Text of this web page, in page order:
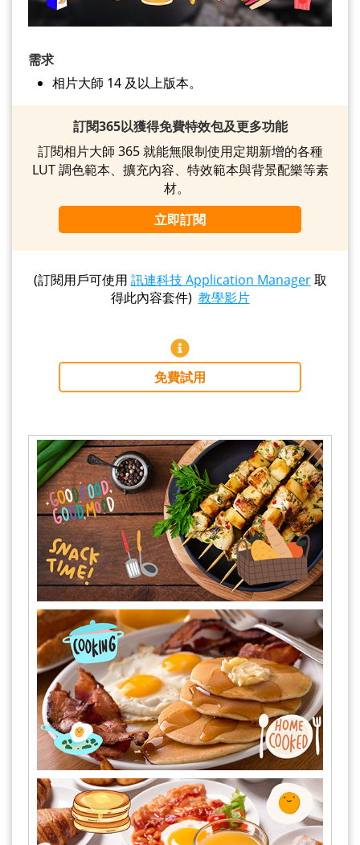
需求
相片大師 14 及以上版本。
訂閱365以獲得免費特效包及更多功能
訂閱相片大師 365 就能無限制使用定期新增的各種
LUT 調色範本、擴充內容、特效範本與背景配樂等素
材。
立即訂閱
(訂閱用戶可使用 訊連科技 Application Manager取
得此內容套件) 教學影片
免費試用